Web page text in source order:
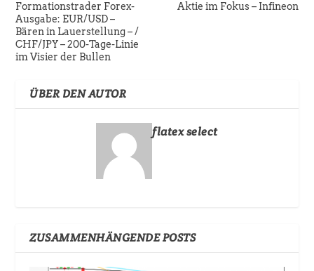
Formationstrader Forex-
Ausgabe: EUR/USD –
Bären in Lauerstellung – /
CHF/JPY – 200-Tage-Linie
im Visier der Bullen
Aktie im Fokus – Infineon
ÜBER DEN AUTOR
flatex select
ZUSAMMENHÄNGENDE POSTS